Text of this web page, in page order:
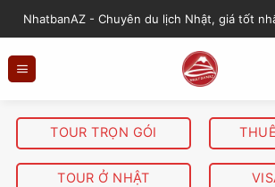
NhatbanAZ - Chuyên du lịch Nhật, giá tốt
TOUR TRỌN GÓI
TOUR Ở NHẬT